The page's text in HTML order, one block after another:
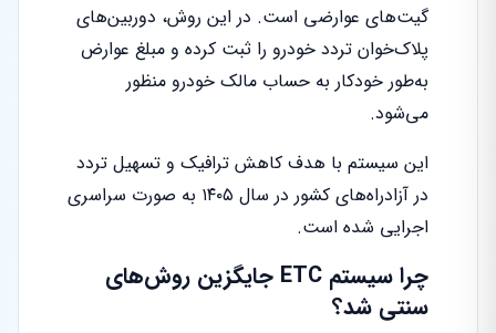
گیت‌های عوارضی است. در این روش، دوربین‌های
پلاک‌خوان تردد خودرو را ثبت کرده و مبلغ عوارض
به‌طور خودکار به حساب مالک خودرو منظور
می‌شود.
این سیستم با هدف کاهش ترافیک و تسهیل تردد
در آزادراه‌های کشور در سال ۱۴۰۵ به صورت سراسری
اجرایی شده است.
چرا سیستم ETC جایگزین روش‌های
سنتی شد؟